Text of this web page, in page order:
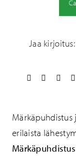
Jaa kirjoitus:
Märkäpuhdistus
erilaista